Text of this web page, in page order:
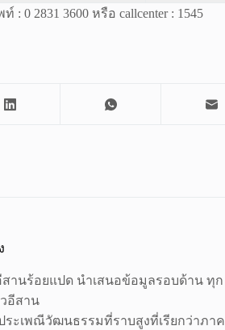
2831 3600 หรือ callcenter : 1545
านร้อยแปด นำเสนอข้อมูลรอบด้าน ทุก
อีสาน
ระเพณีวัฒนธรรมที่ราบสูงที่เรียกว่าภาค